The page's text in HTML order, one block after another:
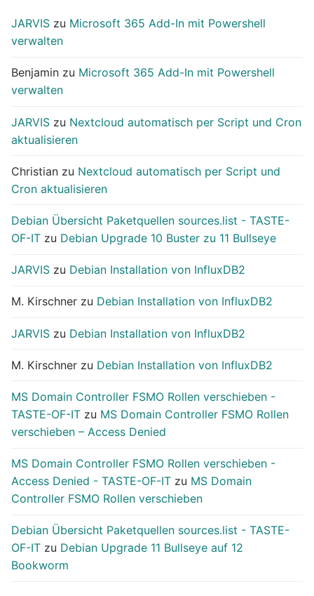
JARVIS zu Microsoft 365 Add-In mit Powershell
verwalten
Benjamin zu Microsoft 365 Add-In mit Powershell
verwalten
JARVIS zu Nextcloud automatisch per Script und Cron
aktualisieren
Christian zu Nextcloud automatisch per Script und
Cron aktualisieren
Debian Übersicht Paketquellen sources.list - TASTE-
OF-IT zu Debian Upgrade 10 Buster zu 11 Bullseye
JARVIS zu Debian Installation von InfluxDB2
M. Kirschner zu Debian Installation von InfluxDB2
JARVIS zu Debian Installation von InfluxDB2
M. Kirschner zu Debian Installation von InfluxDB2
MS Domain Controller FSMO Rollen verschieben -
TASTE-OF-IT zu MS Domain Controller FSMO Rollen
verschieben – Access Denied
MS Domain Controller FSMO Rollen verschieben -
Access Denied - TASTE-OF-IT zu MS Domain
Controller FSMO Rollen verschieben
Debian Übersicht Paketquellen sources.list - TASTE-
OF-IT zu Debian Upgrade 11 Bullseye auf 12
Bookworm